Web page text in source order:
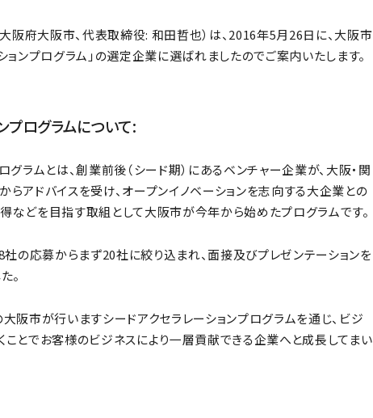
阪府大阪市、代表取締役: 和田哲也）は、2016年5月26日に、大阪市
ョンプログラム」の選定企業に選ばれましたのでご案内いたします。
プログラムについて:
グラムとは、創業前後（シード期）にあるベンチャー企業が、大阪・関
アドバイスを受け、オープンイノベーションを志向する大企業との
などを目指す取組として大阪市が今年から始めたプログラムです。
の応募からまず20社に絞り込まれ、面接及びプレゼンテーションを
。
阪市が行いますシードアクセラレーションプログラムを通じ、ビジ
とでお客様のビジネスにより一層貢献できる企業へと成長してまい